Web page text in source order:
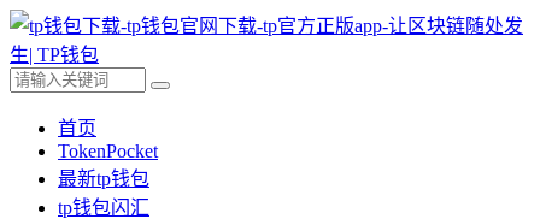
首页
TokenPocket
最新tp钱包
tp钱包闪汇